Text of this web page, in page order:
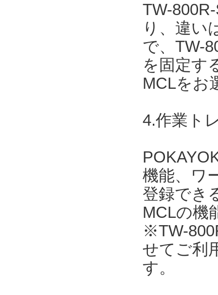
TW-
り、違い
で、TW-
を固定す
MCLをお
4.作業ト
機能、ワ
登録でき
MCLの機
※TW-
せてご利
す。